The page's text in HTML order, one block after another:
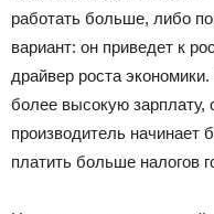
работать больше, либо
вариант: он приведет к
драйвер роста
более высокую зарплату,
производитель начинает
платить больше налогов